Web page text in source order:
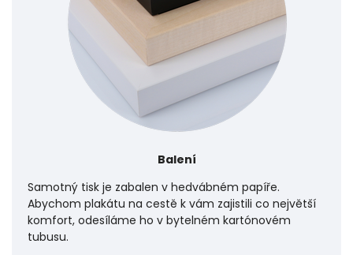
Balení
Samotný tisk je zabalen v hedvábném papíře.
Abychom plakátu na cestě k vám zajistili co největší
komfort, odesíláme ho v bytelném kartónovém
tubusu.